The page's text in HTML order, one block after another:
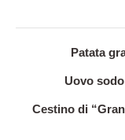
Patata
Uovo
Cestino di